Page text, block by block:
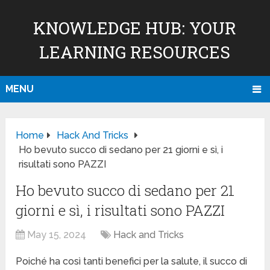
KNOWLEDGE HUB: YOUR
LEARNING RESOURCES
MENU
Home
Hack And Tricks
Ho bevuto succo di sedano per 21 giorni e sì, i
risultati sono PAZZI
Ho bevuto succo di sedano per 21
giorni e sì, i risultati sono PAZZI
May 15, 2024 Hack and Tricks
Poiché ha così tanti benefici per la salute, il succo di